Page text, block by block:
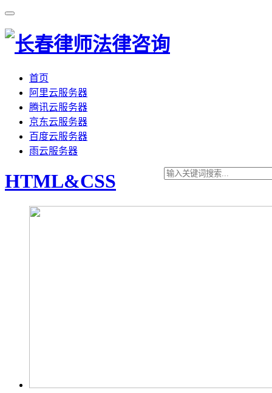
首页
阿里云服务器
腾讯云服务器
京东云服务器
百度云服务器
雨云服务器
HTML&CSS